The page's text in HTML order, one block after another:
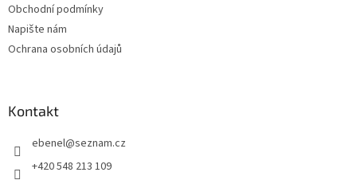
Obchodní podmínky
Napište nám
Ochrana osobních údajů
Kontakt
ebenel@seznam.cz
+420 548 213 109